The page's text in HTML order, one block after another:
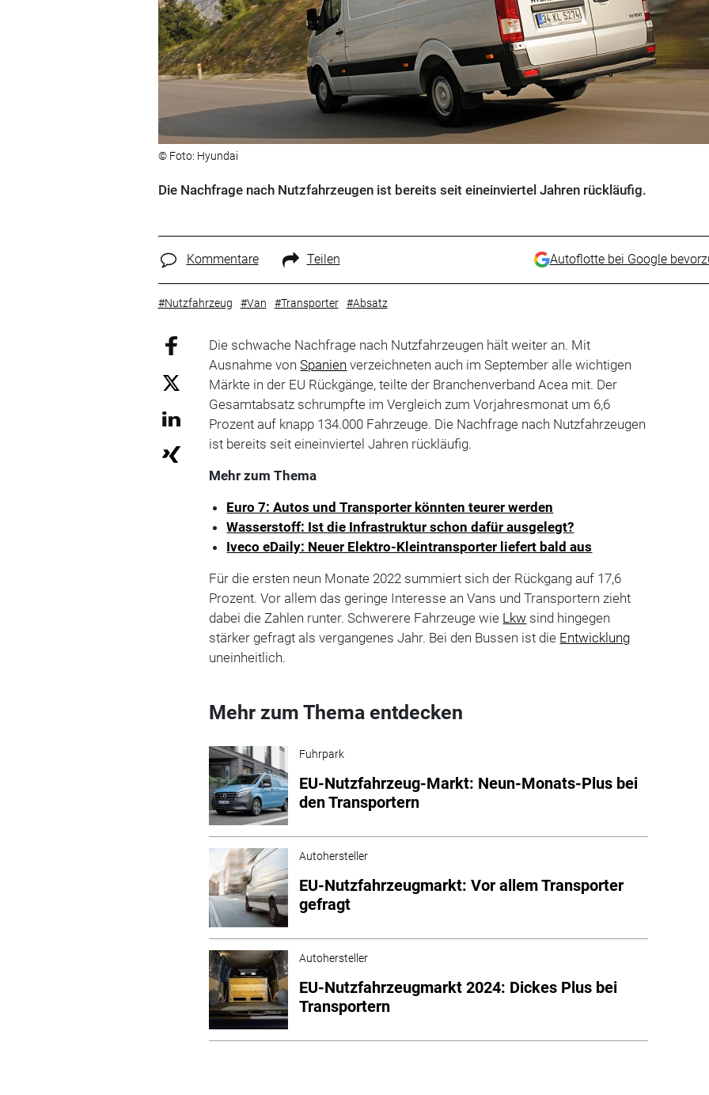
© Foto: Hyundai
Die Nachfrage nach Nutzfahrzeugen ist bereits seit eineinviertel Jahren rückläufig.
Kommentare Teilen Autoflotte bei Google
#Nutzfahrzeug #Van #Transporter #Absatz
Die schwache Nachfrage nach Nutzfahrzeugen hält weiter an. Mit
Ausnahme vonSpanien verzeichneten auch im September alle wichtigen
Märkte in der EU Rückgänge, teilte der Branchenverband Acea mit. Der
Gesamtabsatz schrumpfte im Vergleich zum Vorjahresmonat um 6,6
Prozent auf knapp 134.000 Fahrzeuge. Die Nachfrage nach Nutzfahrzeugen
ist bereits seit eineinviertel Jahren rückläufig.
Mehr zum Thema
Euro 7: Autos und Transporter könnten teurer werden
Wasserstoff: Ist die Infrastruktur schon dafür ausgelegt?
Iveco eDaily: Neuer Elektro-Kleintransporter liefert bald aus
Für die ersten neun Monate 2022 summiert sich der Rückgang auf 17,6
Prozent. Vor allem das geringe Interesse an Vans und Transportern zieht
dabei die Zahlen runter. Schwerere Fahrzeuge wie Lkw sind hingegen
stärker gefragt als vergangenes Jahr. Bei den Bussen ist die Entwicklung
uneinheitlich.
Mehr zum Thema entdecken
Fuhrpark
EU-Nutzfahrzeug-Markt: Neun-Monats-Plus bei
den Transportern
Autohersteller
EU-Nutzfahrzeugmarkt: Vor allem Transporter
gefragt
Autohersteller
EU-Nutzfahrzeugmarkt 2024: Dickes Plus bei
Transportern